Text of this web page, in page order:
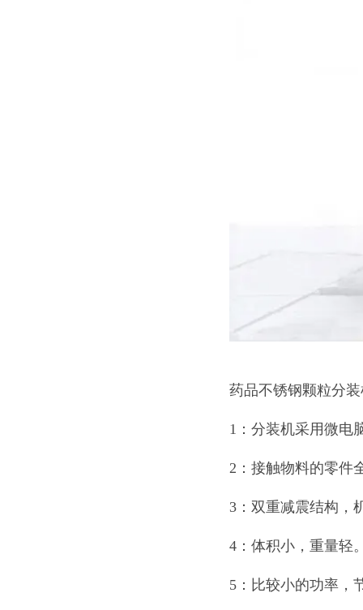
药品不锈钢颗粒分
1：分装机采用微电
2：接触物料的零件
3：双重减震结构，
4：体积小，重量轻
5：比较小的功率，